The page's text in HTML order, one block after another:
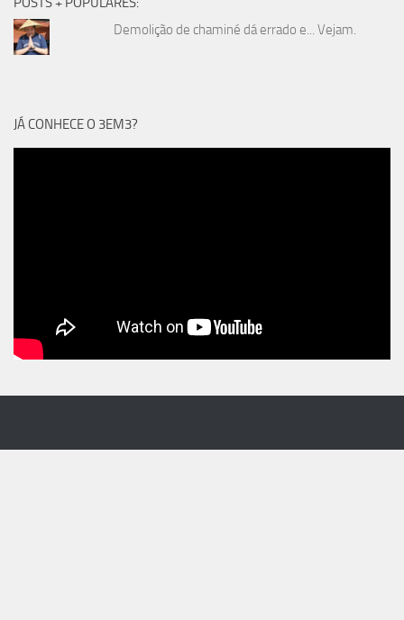
Demolição de chaminé dá errado e... Vejam.
JÁ CONHECE O 3EM3?